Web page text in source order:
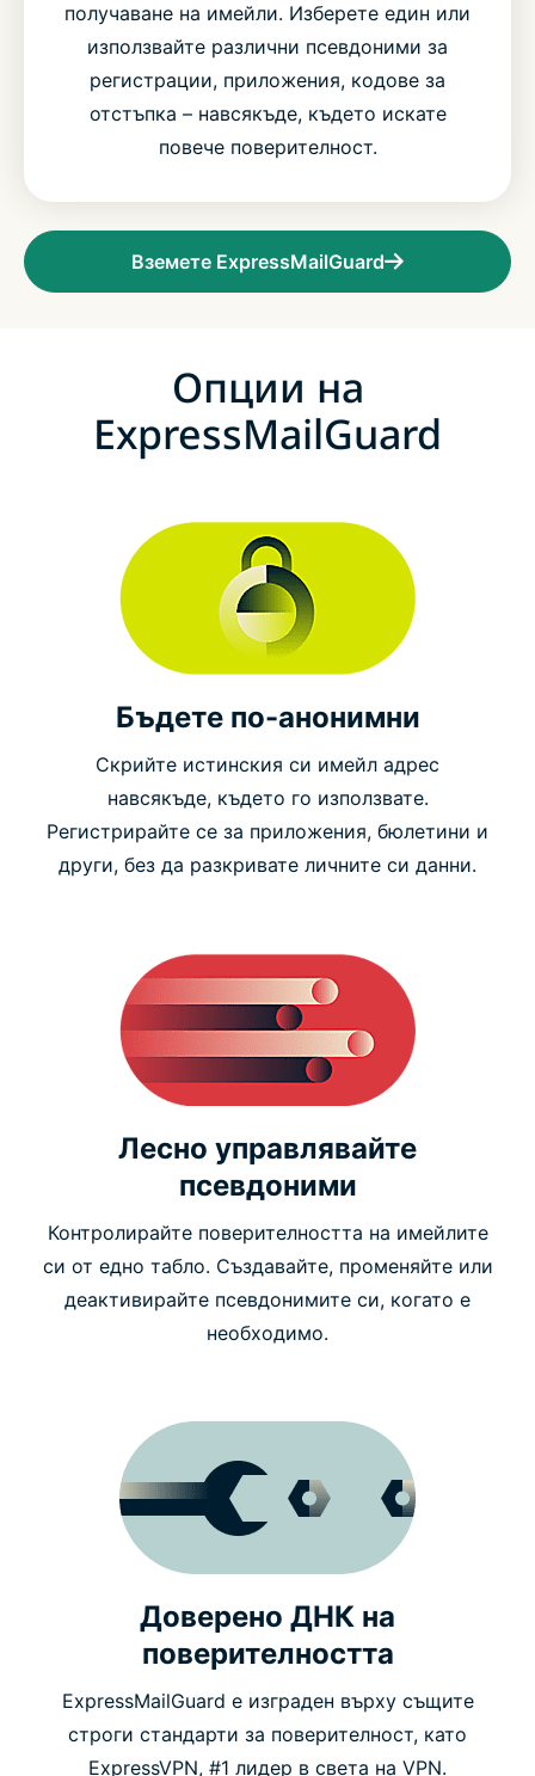
получаване на имейли. Изберете един или
използвайте различни псевдоними за
регистрации, приложения, кодове за
отстъпка – навсякъде, където искате
повече поверителност.
Вземете ExpressMailGuard
Опции на
ExpressMailGuard
Бъдете по-анонимни
Скрийте истинския си имейл адрес
навсякъде, където го използвате.
Регистрирайте се за приложения, бюлетини и
други, без да разкривате личните си данни.
Лесно управлявайте
псевдоними
Контролирайте поверителността на имейлите
си от едно табло. Създавайте, променяйте или
деактивирайте псевдонимите си, когато е
необходимо.
Доверено ДНК на
поверителността
ExpressMailGuard е изграден върху същите
строги стандарти за поверителност, като
ExpressVPN, #1 лидер в света на VPN.